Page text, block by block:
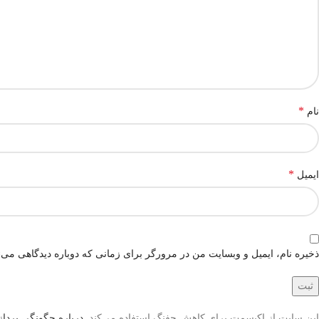
نام *
ایمیل *
ذخیره نام، ایمیل و وبسایت من در مرورگر برای زمانی که دوباره دیدگاهی